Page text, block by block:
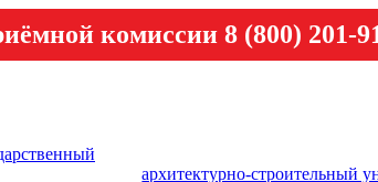
комиссии 8 (800) 201-
архитектурно-строительный